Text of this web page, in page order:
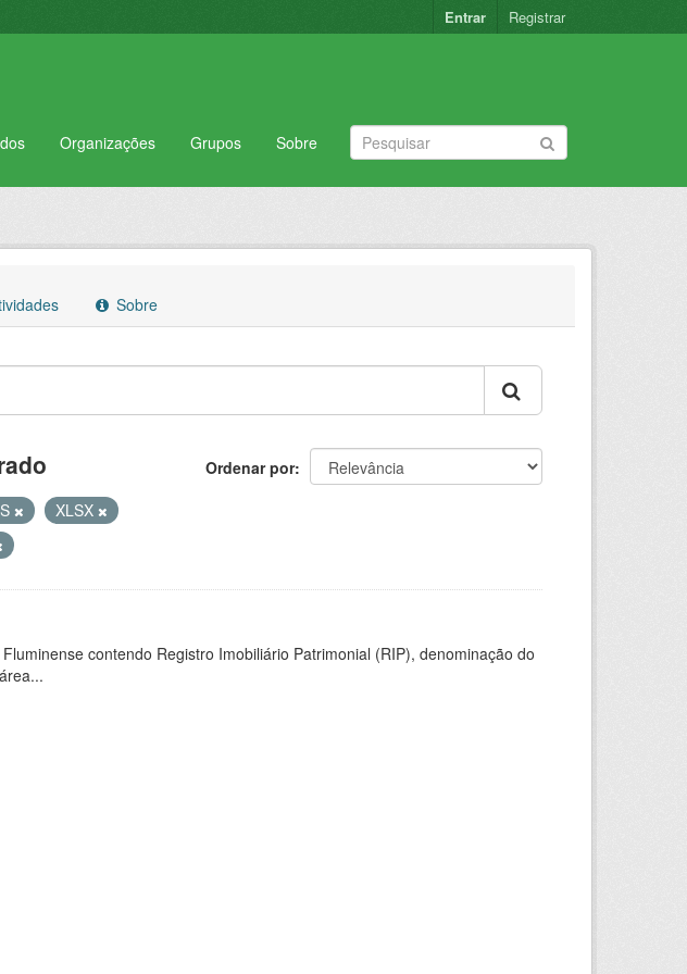
Entrar Registrar
Organizações Grupos Sobre
Sobre
Ordenar por
XLSX
contendo Registro Imobiliário Patrimonial (RIP), denominação do